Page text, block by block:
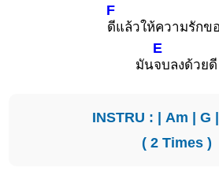
F
ดีแล้วให้ความรักขอ
มัน
E
จบลงด้วยดี
INSTRU : | Am | G |
( 2 Times )